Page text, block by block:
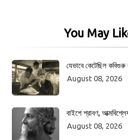
You May
যেভাবে কেটেছিল কবিগুরু
August 08, 2026
বাইশে শ্রাবণ,
August 08, 2026